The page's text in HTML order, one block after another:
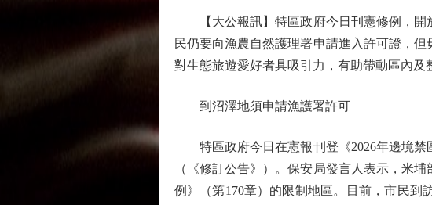
【大公報訊】特區政府今日刊憲修例，開
民仍要向漁農自然護理署申請進入許可證，
對生態旅遊愛好者具吸引力，有助帶動區內及
到沼澤地須申請漁護署許可
特區政府今日在憲報刊登《2026年邊境禁
（《修訂公告》）。保安局發言人表示，米
例》（第170章）的限制地區。目前，市民到